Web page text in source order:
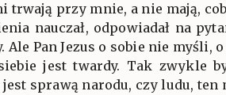
trwają przy mnie, a nie mają,
nauczał, odpowiadał na
Ale Pan Jezus o sobie nie myśli,
jest twardy. Tak zwykle
sprawą narodu, czy ludu, ten